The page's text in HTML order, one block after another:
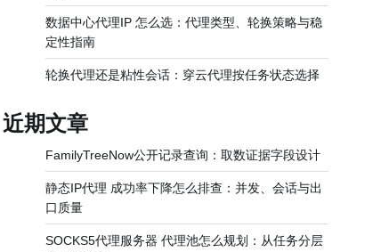
数据中心代理IP 怎么选：代理类型、轮换策略与稳
定性指南
轮换代理还是粘性会话：穿云代理按任务状态选择
近期文章
FamilyTreeNow公开记录查询：取数证据字段设计
静态IP代理 成功率下降怎么排查：并发、会话与出
口质量
SOCKS5代理服务器 代理池怎么规划：从任务分层